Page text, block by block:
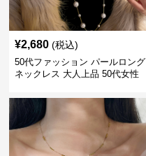
¥2,680 (税込)
50代ファッション パールロング
ネックレス 大人上品 50代女性